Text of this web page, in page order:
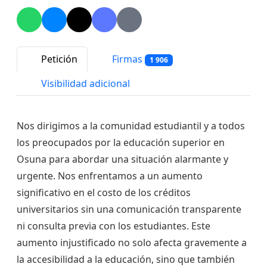
Petición Firmas 1 906
Visibilidad adicional
Nos dirigimos a la comunidad estudiantil y a todos
los preocupados por la educación superior en
Osuna para abordar una situación alarmante y
urgente. Nos enfrentamos a un aumento
significativo en el costo de los créditos
universitarios sin una comunicación transparente
ni consulta previa con los estudiantes. Este
aumento injustificado no solo afecta gravemente a
la accesibilidad a la educación, sino que también